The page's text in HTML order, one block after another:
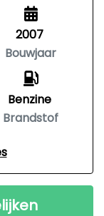
2007
Bouwjaar
Benzine
Brandstof